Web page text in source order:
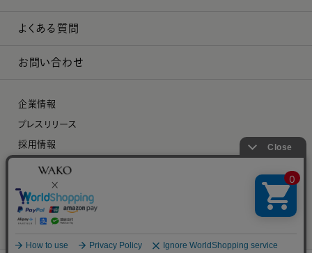
よくある質問
お問い合わせ
企業情報
プレスリリース
採用情報
プライバシーポリシー